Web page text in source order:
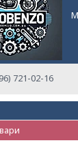
721-02-16